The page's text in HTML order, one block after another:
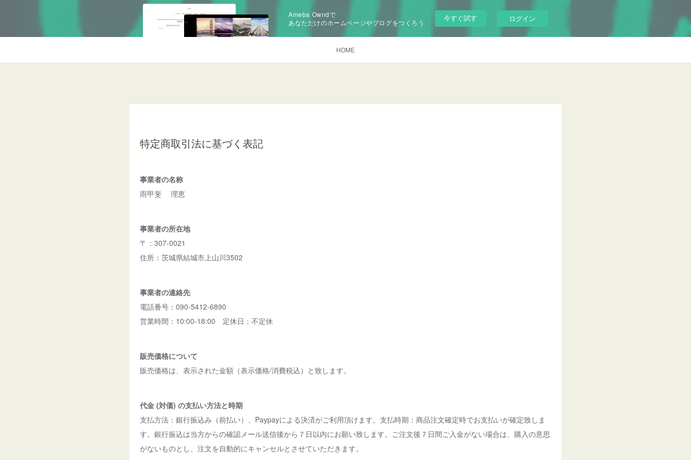
Ameba Owndで
あなただけのホームページやブログをつくろう
今すぐ試す ログイン
HOME
特定商取引法に基づく表記
事業者の名称
雨甲斐 理恵
事業者の所在地
〒：307-0021
住所：茨城県結城市上山川3502
事業者の連絡先
電話番号：090-5412-6890
営業時間：10:00-18:00 定休日：不定休
販売価格について
販売価格は、表示された金額（表示価格/消費税込）と致します。
代金 (対価) の支払い方法と時期
支払方法：銀行振込み（前払い）、Paypayによる決済がご利用頂けます。支払時期：商品注文確定時でお支払いが確定致しま
す。銀行振込は当方からの確認メール送信後から７日以内にお願い致します。ご注文後７日間ご入金がない場合は、購入の意思
がないものとし、注文を自動的にキャンセルとさせていただきます。